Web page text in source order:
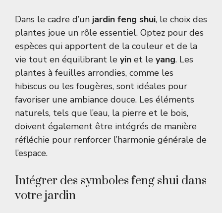
Dans le cadre d’un jardin feng shui, le choix des
plantes joue un rôle essentiel. Optez pour des
espèces qui apportent de la couleur et de la
vie tout en équilibrant le yin et le yang. Les
plantes à feuilles arrondies, comme les
hibiscus ou les fougères, sont idéales pour
favoriser une ambiance douce. Les éléments
naturels, tels que l’eau, la pierre et le bois,
doivent également être intégrés de manière
réfléchie pour renforcer l’harmonie générale de
l’espace.
Intégrer des symboles feng shui dans
votre jardin